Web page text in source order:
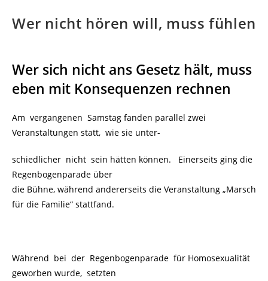
Wer nicht hören will, muss fühlen
Wer sich nicht ans Gesetz hält, muss
eben mit Konsequenzen rechnen
Am vergangenen Samstag fanden parallel zwei
Veranstaltungen statt, wie sie unter-
schiedlicher nicht sein hätten können. Einerseits ging die
Regenbogenparade über
die Bühne, während andererseits die Veranstaltung „Marsch
für die Familie“ stattfand.
Während bei der Regenbogenparade für Homosexualität
geworben wurde, setzten